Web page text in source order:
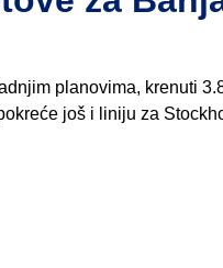
planovima, krenuti
još i liniju za